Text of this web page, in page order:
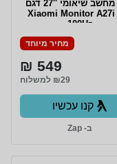
מסך מחשב שיאומי ''27 דגם
Xiaomi Monitor A27i
100Hz
מחיר מיוחד
549 ₪
₪29 למשלוח
קנו עכשיו
ב- Zap